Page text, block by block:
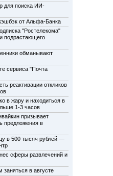
для поиска ИИ-
от Альфа-Банка
"Ростелекома"
подрастающего
обманывают
сервиса "Почта
реактивации откликов
в жару и находиться в
1-3 часов
призывает
предложения в
в 500 тысяч рублей —
сферы развлечений и
заняться в августе